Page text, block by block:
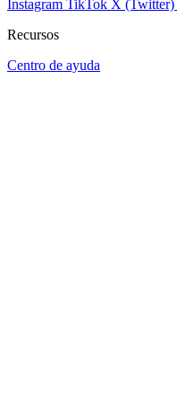
Instagram TikTok X (Twitter)
Recursos
Centro de ayuda